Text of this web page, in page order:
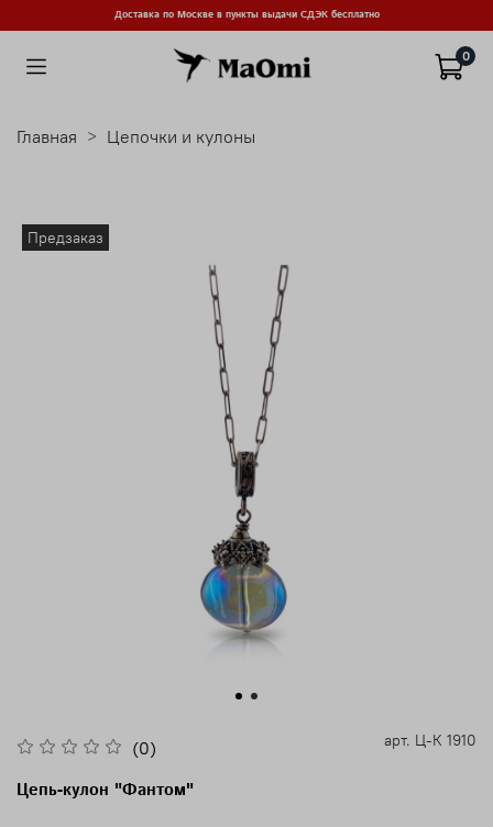
Доставка по Москве в пункты выдачи СДЭК бесплатно
0
Главная Цепочки и кулоны
Предзаказ
(0) арт. Ц-К 1910
Цепь-кулон "Фантом"